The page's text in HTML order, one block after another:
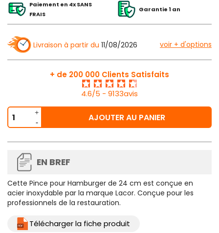
Paiement en 4x SANS
FRAIS
Garantie 1 an
Livraison à partir du 11/08/2026 voir + d'options
+ de 200 000 Clients Satisfaits
4.6/5 - 9133avis
AJOUTER AU PANIER
EN BREF
Cette Pince pour Hamburger de 24 cm est conçue en
acier inoxydable par la marque Lacor. Conçue pour les
professionnels de la restauration.
Télécharger la fiche produit